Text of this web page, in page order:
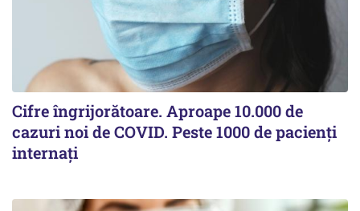
Cifre îngrijorătoare. Aproape 10.000 de
cazuri noi de COVID. Peste 1000 de pacienți
internați